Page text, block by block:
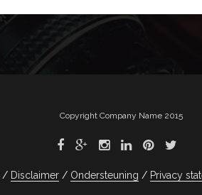
Copyright Company Name 2015
Disclaimer Ondersteuning Privacy